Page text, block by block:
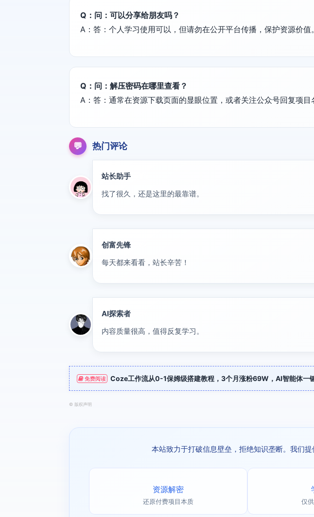
Q：问：可以分享给朋友吗？
A：答：个人学习使用可以，但请勿在公开平台传播，保护资源价值。
Q：问：解压密码在哪里查看？
A：答：通常在资源下载页面的显眼位置，或者关注公众号回复项目
💬 热门评论
站长助手
找了很久，还是这里的最靠谱。
创富先锋
每天都来看看，站长辛苦！
AI探索者
内容质量很高，值得反复学习。
免费阅读 Coze工作流从0-1保姆级搭建教程，3个月涨粉69W，AI智能体一
© 版权声明
本站致力于打破信息壁垒，拒绝知识垄断。我们
资源解密
还原付费项目本质 仅